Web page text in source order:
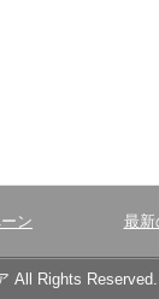
ン 最新
All Rights Reserved.